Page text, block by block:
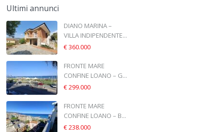
Ultimi annunci
DIANO MARINA –
VILLA INDIPENDENTE...
€ 360.000
FRONTE MARE
CONFINE LOANO – G...
€ 299.000
FRONTE MARE
CONFINE LOANO – B...
€ 238.000